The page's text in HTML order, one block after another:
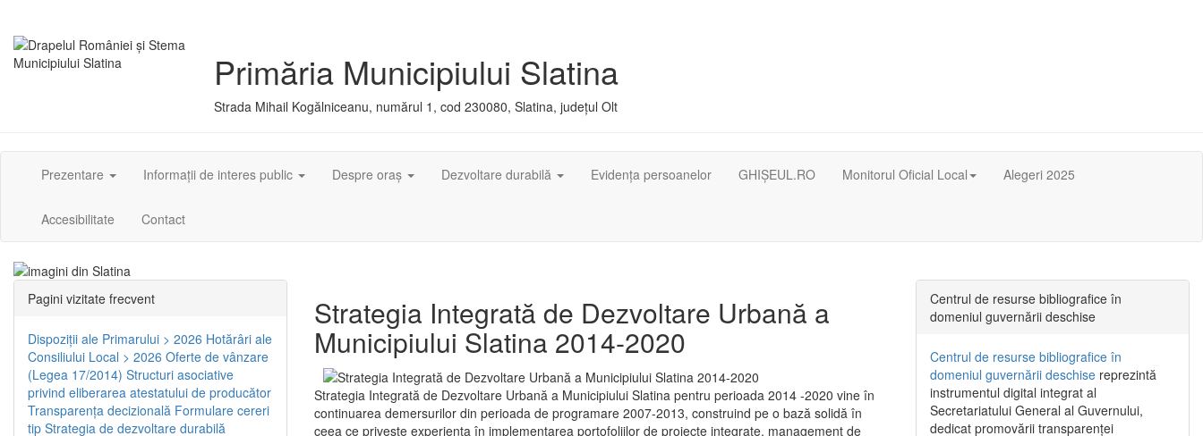
Primăria Municipiului Slatina
Strada Mihail Kogălniceanu, numărul 1, cod 230080, Slatina, județul Olt
Prezentare Informații de interes public Despre oraș Dezvoltare durabilă Evidența persoanelor GHIȘEUL.RO Monitorul Oficial Local Alegeri 2025
Accesibilitate Contact
Strategia Integrată de Dezvoltare Urbană a
Municipiului Slatina 2014-2020
Strategia Integrată de Dezvoltare Urbană a Municipiului Slatina pentru perioada 2014 -2020 vine în
continuarea demersurilor din perioada de programare 2007-2013, construind pe o bază solidă în
ceea ce priveşte experienţa în implementarea portofoliilor de proiecte integrate, management de
Pagini vizitate frecvent
Dispoziţii ale Primarului > 2026 Hotărâri ale
Consiliului Local > 2026 Oferte de vânzare
(Legea 17/2014) Structuri asociative
privind eliberarea atestatului de producător
Transparenţa decizională Formulare cereri
tip Strategia de dezvoltare durabilă
Centrul de resurse bibliografice în
domeniul guvernării deschise
Centrul de resurse bibliografice în
domeniul guvernării deschise reprezintă
instrumentul digital integrat al
Secretariatului General al Guvernului,
dedicat promovării transparenței